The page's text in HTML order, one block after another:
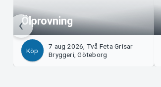
Ölprovning
Köp
7 aug 2026, Två Feta Grisar
Bryggeri, Göteborg